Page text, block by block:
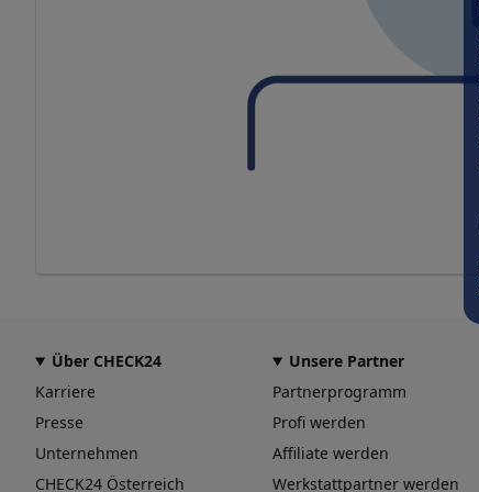
Über CHECK24
Karriere
Presse
Unternehmen
CHECK24 Österreich
Unsere Partner
Partnerprogramm
Profi werden
Affiliate werden
Werkstattpartner werden